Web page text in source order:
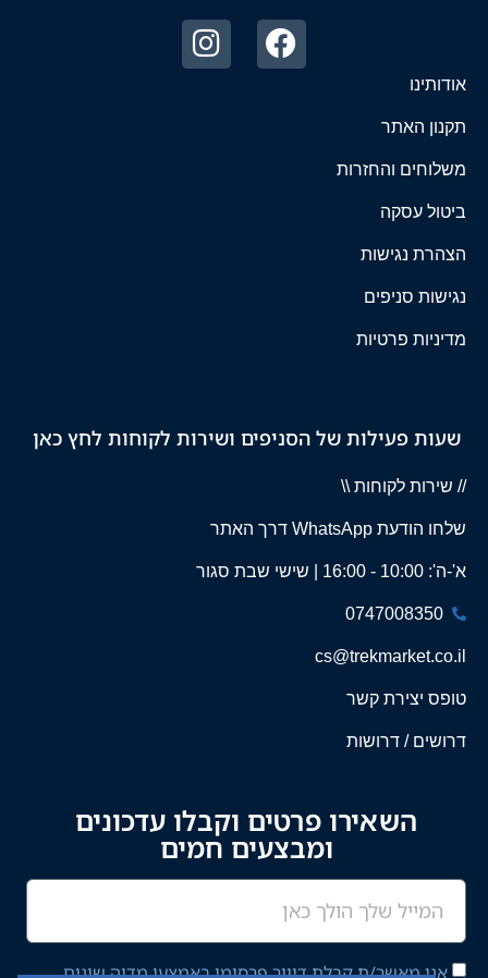
אודותינו
תקנון האתר
משלוחים והחזרות
ביטול עסקה
הצהרת נגישות
נגישות סניפים
מדיניות פרטיות
שעות פעילות של הסניפים ושירות לקוחות לחץ כאן
// שירות לקוחות \\
שלחו הודעת WhatsApp דרך האתר
א'-ה': 10:00 - 16:00 | שישי שבת סגור
0747008350
cs@trekmarket.co.il
טופס יצירת קשר
דרושים / דרושות
השאירו פרטים וקבלו עדכונים
ומבצעים חמים
אני מאשר/ת קבלת דיוור פרסומי באמצעי מדיה שונים